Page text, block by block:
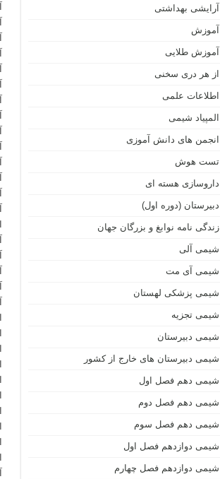
آرایشی بهداشتی
آموزش
آموزش طلایی
از هر دری سخنی
اطلاعات علمی
المپیاد شیمی
انجمن های دانش آموزی
تست هوش
داروسازی هسته ای
دبیرستان (دوره اول)
زندگی نامه نوابغ و بزرگان جهان
شیمی آلی
شیمی آی مت
شیمی پزشکی لهستان
شیمی تجزیه
شیمی دبیرستان
شیمی دبیرستان های خارج از کشور
شیمی دهم فصل اول
شیمی دهم فصل دوم
شیمی دهم فصل سوم
شیمی دوازدهم فصل اول
شیمی دوازدهم فصل چهارم